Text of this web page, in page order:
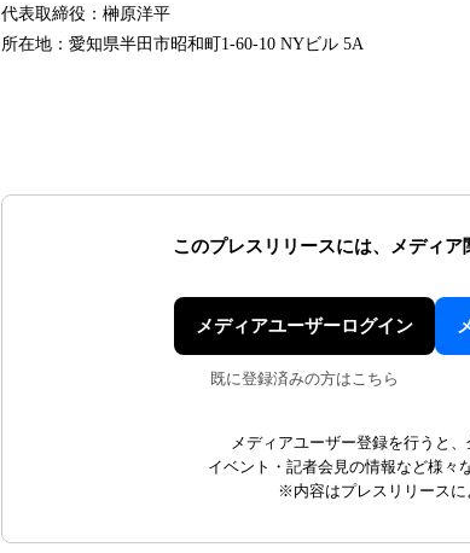
代表取締役：榊原洋平
所在地：愛知県半田市昭和町1-60-10 NYビル 5A
このプレスリリースには、 メディア
メディアユーザーログイン
既に登録済みの方はこちら
メディアユーザー登録を行うと、
イベント・記者会見の情報など様々
※内容はプレスリリースに